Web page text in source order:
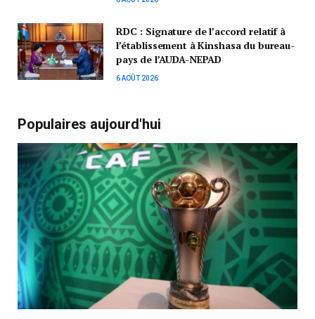
RDC : Signature de l’accord relatif à
l’établissement à Kinshasa du bureau-
pays de l’AUDA-NEPAD
6 AOÛT 2026
Populaires aujourd'hui